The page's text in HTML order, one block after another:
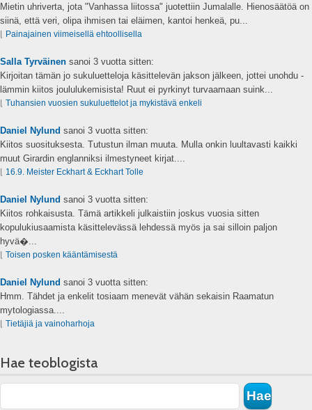
Mietin uhriverta, jota "Vanhassa liitossa" juotettiin Jumalalle. Hienosäätöä on
siinä, että veri, olipa ihmisen tai eläimen, kantoi henkeä, pu...
⌊ Painajainen viimeisellä ehtoollisella
Salla Tyrväinen sanoi 3 vuotta sitten:
Kirjoitan tämän jo sukuluetteloja käsittelevän jakson jälkeen, jottei unohdu -
lämmin kiitos joululukemisista! Ruut ei pyrkinyt turvaamaan suink...
⌊ Tuhansien vuosien sukuluettelot ja mykistävä enkeli
Daniel Nylund sanoi 3 vuotta sitten:
Kiitos suosituksesta. Tutustun ilman muuta. Mulla onkin luultavasti kaikki
muut Girardin englanniksi ilmestyneet kirjat....
⌊ 16.9. Meister Eckhart & Eckhart Tolle
Daniel Nylund sanoi 3 vuotta sitten:
Kiitos rohkaisusta. Tämä artikkeli julkaistiin joskus vuosia sitten
kopulukiusaamista käsittelevässä lehdessä myös ja sai silloin paljon
hyvä�...
⌊ Toisen posken kääntämisestä
Daniel Nylund sanoi 3 vuotta sitten:
Hmm. Tähdet ja enkelit tosiaam menevät vähän sekaisin Raamatun
mytologiassa....
⌊ Tietäjiä ja vainoharhoja
Hae teoblogista